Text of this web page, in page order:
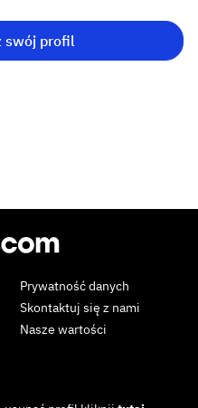
swój profil
Prywatność danych
Skontaktuj się z nami
Nasze wartości